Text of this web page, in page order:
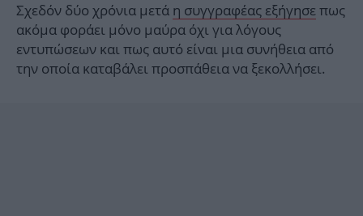
Σχεδόν δύο χρόνια μετά η συγγραφέας εξήγησε πως
ακόμα φοράει μόνο μαύρα όχι για λόγους
εντυπώσεων και πως αυτό είναι μια συνήθεια από
την οποία καταβάλει προσπάθεια να ξεκολλήσει.